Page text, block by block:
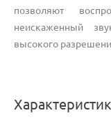
позволяют
неискаженный
высокого